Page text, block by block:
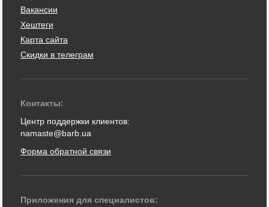
Вакансии
Хештеги
Карта сайта
Скидки в телеграм
Контакты:
Центр поддержки клиентов:
namaste@barb.ua
Форма обратной связи
Приложения для специалистов: